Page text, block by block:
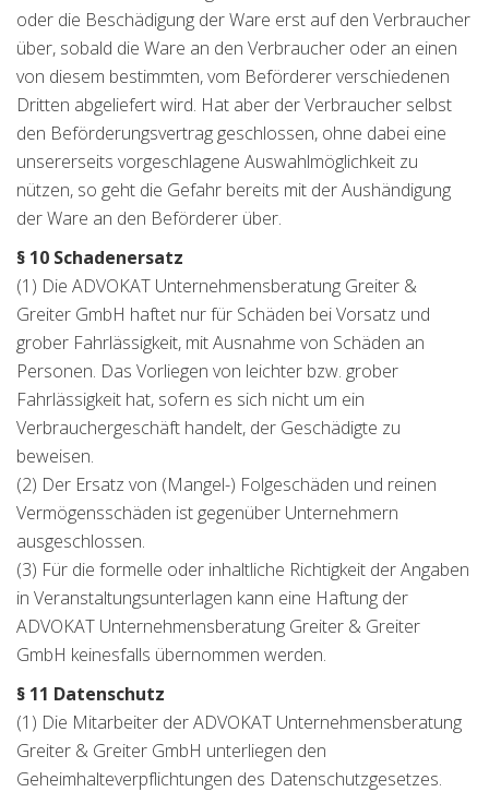
oder die Beschädigung der Ware erst auf den Verbraucher
über, sobald die Ware an den Verbraucher oder an einen
von diesem bestimmten, vom Beförderer verschiedenen
Dritten abgeliefert wird. Hat aber der Verbraucher selbst
den Beförderungsvertrag geschlossen, ohne dabei eine
unsererseits vorgeschlagene Auswahlmöglichkeit zu
nützen, so geht die Gefahr bereits mit der Aushändigung
der Ware an den Beförderer über.
§ 10 Schadenersatz
(1) Die ADVOKAT Unternehmensberatung Greiter &
Greiter GmbH haftet nur für Schäden bei Vorsatz und
grober Fahrlässigkeit, mit Ausnahme von Schäden an
Personen. Das Vorliegen von leichter bzw. grober
Fahrlässigkeit hat, sofern es sich nicht um ein
Verbrauchergeschäft handelt, der Geschädigte zu
beweisen.
(2) Der Ersatz von (Mangel-) Folgeschäden und reinen
Vermögensschäden ist gegenüber Unternehmern
ausgeschlossen.
(3) Für die formelle oder inhaltliche Richtigkeit der Angaben
in Veranstaltungsunterlagen kann eine Haftung der
ADVOKAT Unternehmensberatung Greiter & Greiter
GmbH keinesfalls übernommen werden.
§ 11 Datenschutz
(1) Die Mitarbeiter der ADVOKAT Unternehmensberatung
Greiter & Greiter GmbH unterliegen den
Geheimhalteverpflichtungen des Datenschutzgesetzes.